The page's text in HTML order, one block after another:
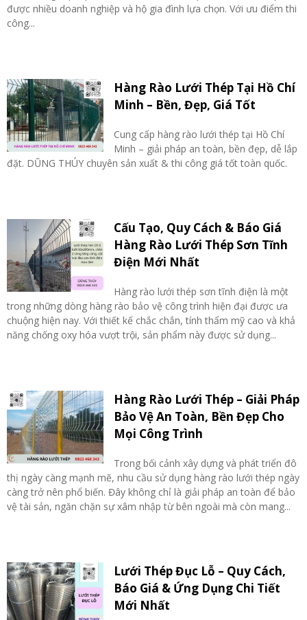
được nhiều doanh nghiệp và hộ gia đình lựa chọn. Với ưu điểm thi
công...
Hàng Rào Lưới Thép Tại Hồ Chí
Minh – Bền, Đẹp, Giá Tốt
Cung cấp hàng rào lưới thép tại Hồ Chí
Minh – giải pháp an toàn, bền đẹp, dễ lắp
đặt. DŨNG THÚY chuyên sản xuất & thi công giá tốt toàn quốc.
Cấu Tạo, Quy Cách & Báo Giá
Hàng Rào Lưới Thép Sơn Tĩnh
Điện Mới Nhất
Hàng rào lưới thép sơn tĩnh điện là một
trong những dòng hàng rào bảo vệ công trình hiện đại được ưa
chuộng hiện nay. Với thiết kế chắc chắn, tính thẩm mỹ cao và khả
năng chống oxy hóa vượt trội, sản phẩm này được sử dụng...
Hàng Rào Lưới Thép – Giải Pháp
Bảo Vệ An Toàn, Bền Đẹp Cho
Mọi Công Trình
Trong bối cảnh xây dựng và phát triển đô
thị ngày càng mạnh mẽ, nhu cầu sử dụng hàng rào lưới thép ngày
càng trở nên phổ biến. Đây không chỉ là giải pháp an toàn để bảo
vệ tài sản, ngăn chặn sự xâm nhập từ bên ngoài mà còn mang...
Lưới Thép Đục Lỗ – Quy Cách,
Báo Giá & Ứng Dụng Chi Tiết
Mới Nhất